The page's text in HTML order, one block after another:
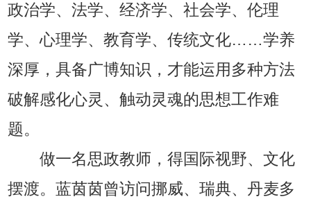
政治学、法学、经济学、社会学、伦理
学、心理学、教育学、传统文化……学养
深厚，具备广博知识，才能运用多种方法
破解感化心灵、触动灵魂的思想工作难
题。
做一名思政教师，得国际视野、文化
摆渡。蓝茵茵曾访问挪威、瑞典、丹麦多